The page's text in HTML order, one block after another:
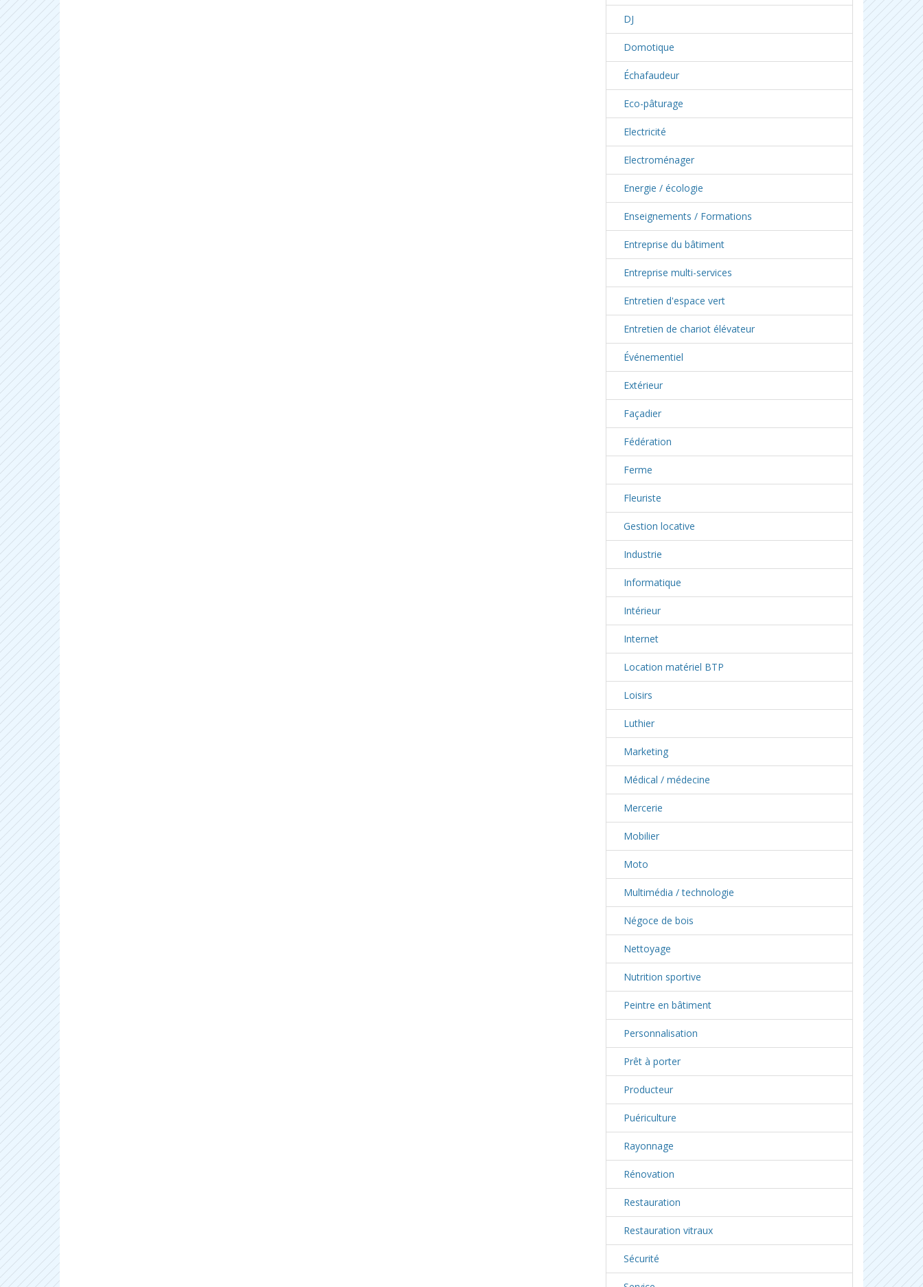
DJ
Domotique
Échafaudeur
Eco-pâturage
Electricité
Electroménager
Energie / écologie
Enseignements / Formations
Entreprise du bâtiment
Entreprise multi-services
Entretien d'espace vert
Entretien de chariot élévateur
Événementiel
Extérieur
Façadier
Fédération
Ferme
Fleuriste
Gestion locative
Industrie
Informatique
Intérieur
Internet
Location matériel BTP
Loisirs
Luthier
Marketing
Médical / médecine
Mercerie
Mobilier
Moto
Multimédia / technologie
Négoce de bois
Nettoyage
Nutrition sportive
Peintre en bâtiment
Personnalisation
Prêt à porter
Producteur
Puériculture
Rayonnage
Rénovation
Restauration
Restauration vitraux
Sécurité